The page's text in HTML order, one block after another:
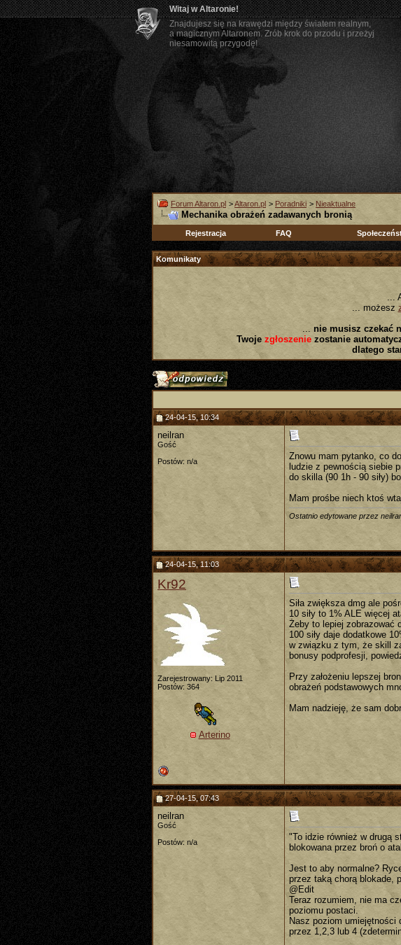
Witaj w Altaronie!
Znajdujesz się na krawędzi między światem realnym,
a magicznym Altaronem. Zrób krok do przodu i przeżyj
niesamowitą przygodę!
Forum Altaron.pl >Altaron.pl > Poradniki > Nieaktualne
Mechanika obrażeń zadawanych bronią
Rejestracja FAQ
Komunikaty
...
... możesz
... nie musisz czekać
Twoje zgłoszeniezostanie
dlatego
24-04-15, 10:34
neilran
Gość
Postów: n/a
Znowu mam pytanko, co
ludzie z pewnością siebie
do skilla (90 1h - 90 siły)
Mam prośbe niech ktoś
Ostatnio edytowane przez
24-04-15, 11:03
Kr92
Zarejestrowany: Lip 2011
Postów: 364
Arterino
Siła zwiększa dmg ale
10 siły to 1% ALE więcej
Żeby to lepiej zobrazować
100 siły daje dodatkowe
w związku z tym, że skill
bonusy podprofesji,
Przy założeniu lepszej
obrażeń podstawowych
Mam nadzieję, że sam
27-04-15, 07:43
neilran
Gość
Postów: n/a
"To idzie również w drugą
blokowana przez broń o
Jest to aby normalne?
przez taką chorą blokade,
@Edit
Teraz rozumiem, nie ma
poziomu postaci.
Nasz poziom umiejętności
przez 1,2,3 lub 4